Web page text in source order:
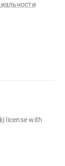
license with